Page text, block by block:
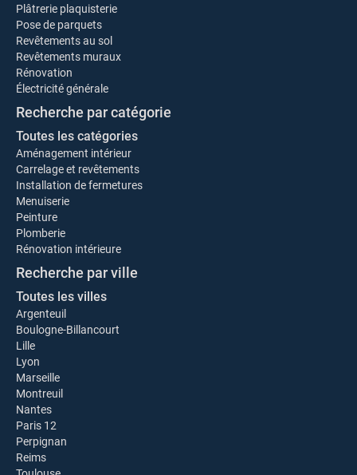
Plâtrerie plaquisterie
Pose de parquets
Revêtements au sol
Revêtements muraux
Rénovation
Électricité générale
Recherche par catégorie
Toutes les catégories
Aménagement intérieur
Carrelage et revêtements
Installation de fermetures
Menuiserie
Peinture
Plomberie
Rénovation intérieure
Recherche par ville
Toutes les villes
Argenteuil
Boulogne-Billancourt
Lille
Lyon
Marseille
Montreuil
Nantes
Paris 12
Perpignan
Reims